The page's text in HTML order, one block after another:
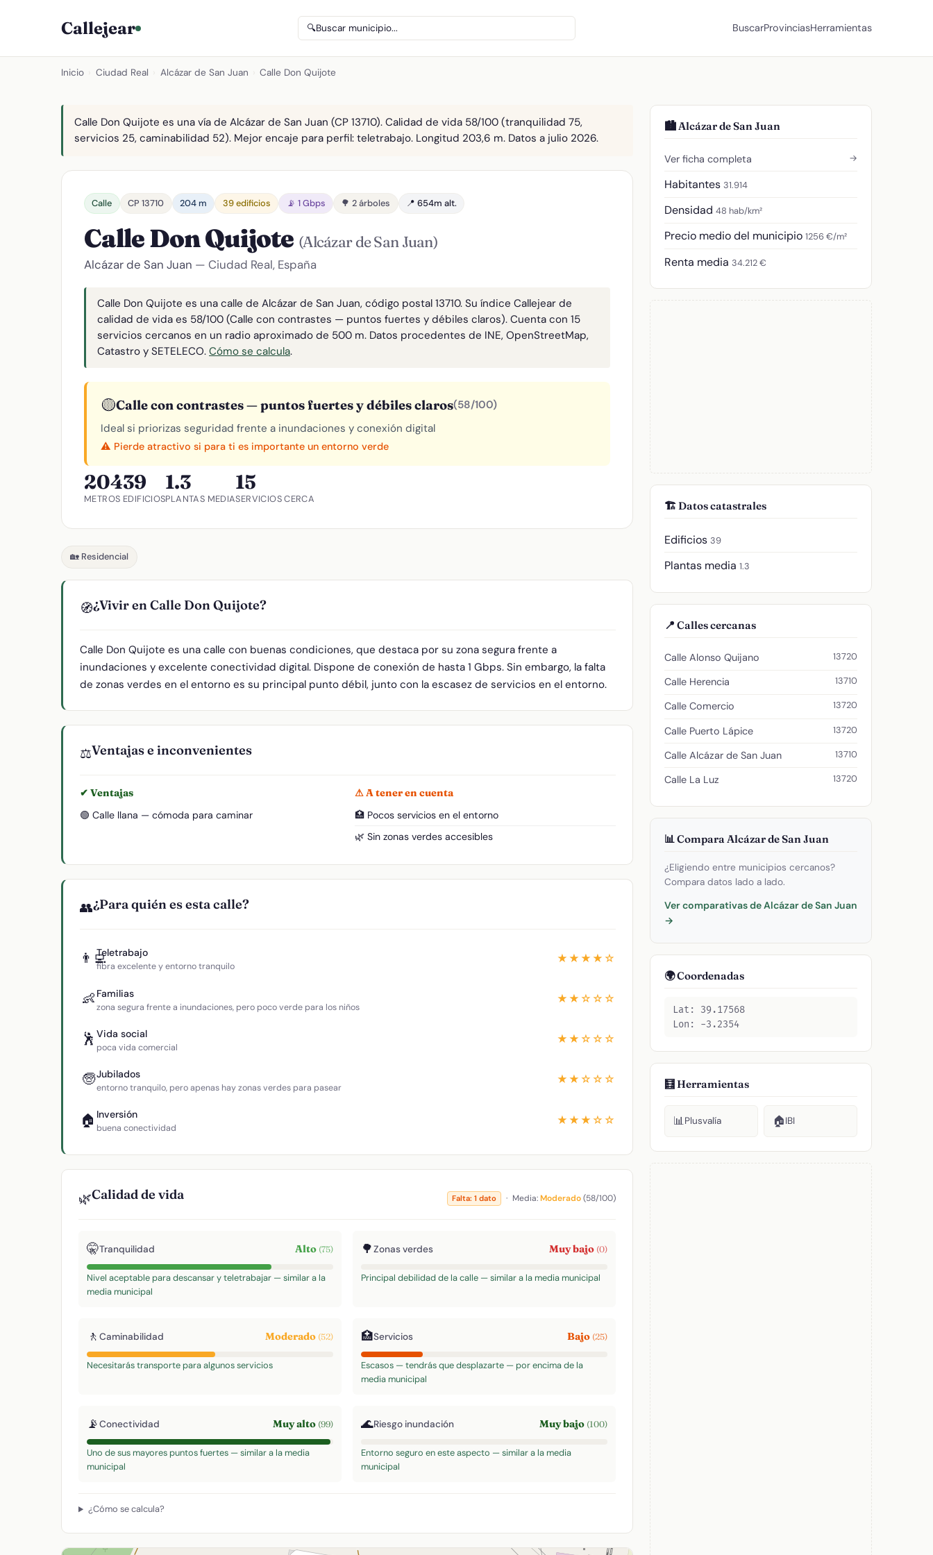
Callejear 🔍Buscar municipio... BuscarProvinciasHerramientas
Inicio Ciudad Real Alcázar de San Juan Calle Don Quijote
Calle Don Quijote es una vía de Alcázar de San Juan (CP 13710). Calidad de vida 58/100 (tranquilidad 75,
servicios 25, caminabilidad 52). Mejor encaje para perfil: teletrabajo. Longitud 203,6 m. Datos a julio 2026.
Calle CP 13710 204 m 39 edificios 📡 1 Gbps 🌳 2 árboles 📍 654m alt.
Calle Don Quijote (Alcázar de San Juan)
Alcázar de San Juan — Ciudad Real, España
Calle Don Quijote es una calle de Alcázar de San Juan, código postal 13710. Su índice Callejear de
calidad de vida es 58/100 (Calle con contrastes — puntos fuertes y débiles claros). Cuenta con 15
servicios cercanos en un radio aproximado de 500 m. Datos procedentes de INE, OpenStreetMap,
Catastro y SETELECO. Cómo se calcula.
🟡Calle con contrastes — puntos fuertes y débiles claros(58/100)
Ideal si priorizas seguridad frente a inundaciones y conexión digital
⚠️ Pierde atractivo si para ti es importante un entorno verde
204
METROS
39
EDIFICIOS
1.3
PLANTAS MEDIA
15
SERVICIOS CERCA
🏡 Residencial
🧭¿Vivir en Calle Don Quijote?
Calle Don Quijote es una calle con buenas condiciones, que destaca por su zona segura frente a
inundaciones y excelente conectividad digital. Dispone de conexión de hasta 1 Gbps. Sin embargo, la falta
de zonas verdes en el entorno es su principal punto débil, junto con la escasez de servicios en el entorno.
⚖️Ventajas e inconvenientes
✔ Ventajas
🟢 Calle llana — cómoda para caminar
⚠ A tener en cuenta
🏥 Pocos servicios en el entorno
🌿 Sin zonas verdes accesibles
👥¿Para quién es esta calle?
👨‍💻Teletrabajo
fibra excelente y entorno tranquilo
★★★★☆
👶 Familias
zona segura frente a inundaciones, pero poco verde para los niños
★★☆☆☆
🕺 Vida social
poca vida comercial
★★☆☆☆
🧓Jubilados
entorno tranquilo, pero apenas hay zonas verdes para pasear
★★☆☆☆
🏠 Inversión
buena conectividad
★★★☆☆
🌿Calidad de vida Falta: 1 dato · Media:Moderado(58/100)
🤫Tranquilidad Alto (75)
Nivel aceptable para descansar y teletrabajar — similar a la
media municipal
🌳Zonas verdes Muy bajo (0)
Principal debilidad de la calle — similar a la media municipal
🚶 Caminabilidad Moderado (52)
Necesitarás transporte para algunos servicios
🏥Servicios Bajo (25)
Escasos — tendrás que desplazarte — por encima de la
media municipal
📡Conectividad Muy alto (99)
Uno de sus mayores puntos fuertes — similar a la media
municipal
🌊Riesgo inundación Muy bajo (100)
Entorno seguro en este aspecto — similar a la media
municipal
¿Cómo se calcula?
🏙️ Alcázar de San Juan
Ver ficha completa →
Habitantes 31.914
Densidad 48 hab/km²
Precio medio del municipio 1256 €/m²
Renta media 34.212 €
🏗️ Datos catastrales
Edificios 39
Plantas media 1.3
📍 Calles cercanas
Calle Alonso Quijano 13720
Calle Herencia 13710
Calle Comercio 13720
Calle Puerto Lápice 13720
Calle Alcázar de San Juan 13710
Calle La Luz 13720
📊 Compara Alcázar de San Juan
¿Eligiendo entre municipios cercanos?
Compara datos lado a lado.
Ver comparativas de Alcázar de San Juan
→
🌍 Coordenadas
Lat: 39.17568
Lon: -3.2354
🧮 Herramientas
📊Plusvalía 🏠IBI